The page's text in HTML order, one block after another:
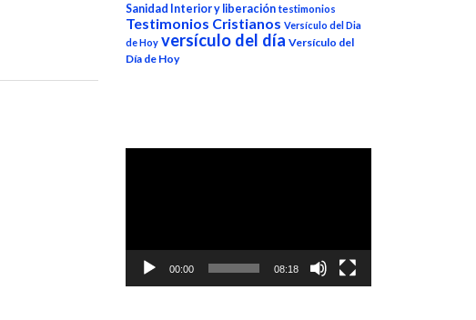
Sanidad Interior y liberación testimonios
Testimonios Cristianos Versículo del Dia
de Hoy versículo del día Versículo del
Día de Hoy
Reproductor
00:00 08:18